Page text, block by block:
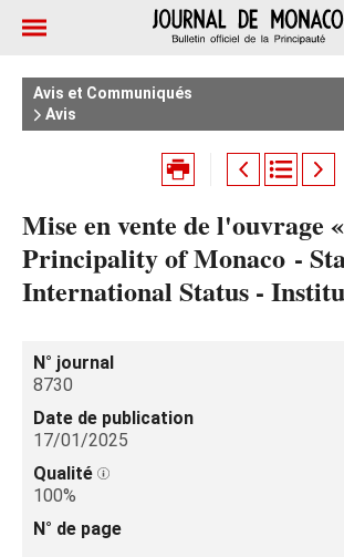
Avis et Communiqués
Avis
Mise en vente de l'ouvrage
Principality of Monaco -
International Status -
N° journal
8730
Date de publication
17/01/2025
Qualité
100%
N° de page